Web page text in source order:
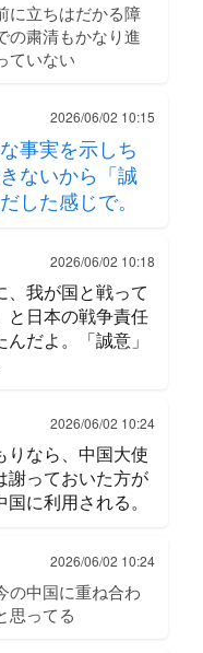
に立ちはだかる障
の粛清もかなり進
ていない
2026/06/02 10:15
事実を示しち
ないから「誠
した感じで。
2026/06/02 10:18
我が国と戦って
と日本の戦争責任
だよ。「誠意」
2026/06/02 10:24
りなら、中国大使
謝っておいた方が
に利用される。
2026/06/02 10:24
の中国に重ね合わ
思ってる